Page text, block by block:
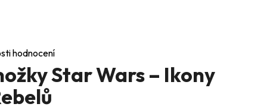
hodnocení
Star Wars – Ikony